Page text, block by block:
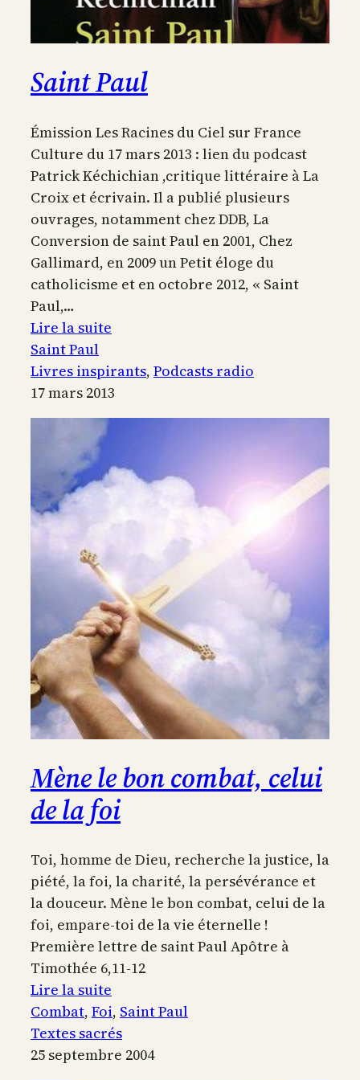
Saint Paul
Émission Les Racines du Ciel sur France
Culture du 17 mars 2013 : lien du podcast
Patrick Kéchichian ,critique littéraire à La
Croix et écrivain. Il a publié plusieurs
ouvrages, notamment chez DDB, La
Conversion de saint Paul en 2001, Chez
Gallimard, en 2009 un Petit éloge du
catholicisme et en octobre 2012, « Saint
Paul,…
Lire la suite
Paul
Saint Paul
Livres inspirants, Podcasts radio
17 mars 2013
Mène le bon combat, celui
de la foi
Toi, homme de Dieu, recherche la justice, la
piété, la foi, la charité, la persévérance et
la douceur. Mène le bon combat, celui de la
foi, empare-toi de la vie éternelle !
Première lettre de saint Paul Apôtre à
Timothée 6,11-12
Lire la suite
Mène
le
bon
combat,
Combat, Foi, Saint Paul
Textes sacrés
25 septembre 2004